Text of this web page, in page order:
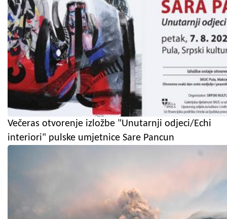
Večeras otvorenje izložbe "Unutarnji odjeci/Echi
interiori" pulske umjetnice Sare Pancun